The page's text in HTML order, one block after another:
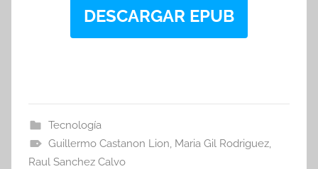
DESCARGAR EPUB
Tecnología
Guillermo Castanon Lion Maria Gil Rodriguez,
Raul Sanchez Calvo